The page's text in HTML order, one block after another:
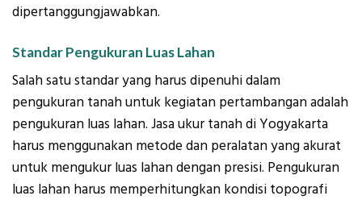
dipertanggungjawabkan.
Standar Pengukuran Luas Lahan
Salah satu standar yang harus dipenuhi dalam
pengukuran tanah untuk kegiatan pertambangan adalah
pengukuran luas lahan. Jasa ukur tanah di Yogyakarta
harus menggunakan metode dan peralatan yang akurat
untuk mengukur luas lahan dengan presisi. Pengukuran
luas lahan harus memperhitungkan kondisi topografi